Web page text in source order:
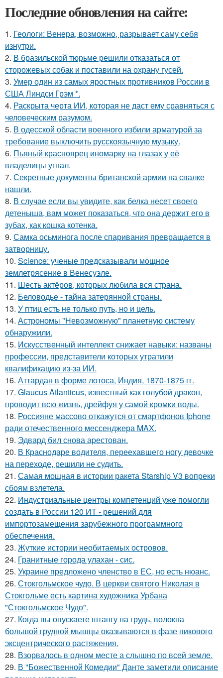
Последние обновления на сайте:
1. Геологи: Венера, возможно, разрывает саму себя
изнутри.
2. В бразильской тюрьме решили отказаться от
сторожевых собак и поставили на охрану гусей.
3. Умер один из самых яростных противников России в
США Линдси Грэм *.
4. Раскрыта черта ИИ, которая не даст ему сравняться с
человеческим разумом.
5. В одесской области военного избили арматурой за
требование выключить русскоязычную музыку.
6. Пьяный красноярец иномарку на глазах у её
владелицы угнал.
7. Секретные документы британской армии на свалке
нашли.
8. В случае если вы увидите, как белка несет своего
детеныша, вам может показаться, что она держит его в
зубах, как кошка котенка.
9. Самка осьминога после спаривания превращается в
затворницу.
10. Science: ученые предсказывали мощное
землетрясение в Венесуэле.
11. Шесть актёров, которых любила вся страна.
12. Беловодье - тайна затерянной страны.
13. У птиц есть не только путь, но и цель.
14. Астрономы "Невозможную" планетную систему
обнаружили.
15. Искусственный интеллект снижает навыки: названы
профессии, представители которых утратили
квалификацию из-за ИИ.
16. Аттардан в форме лотоса, Индия, 1870-1875 гг.
17. Glaucus Atlanticus, известный как голубой дракон,
проводит всю жизнь, дрейфуя у самой кромки воды.
18. Россияне массово откажутся от смартфонов Iphone
ради отечественного мессенджера MAX.
19. Эдвард бил снова аpестован.
20. В Краснодаре водителя, переехавшего ногу девочке
на переходе, решили не судить.
21. Самая мощная в истории ракета Starship V3 вопреки
сбоям взлетела.
22. Индустриальные центры компетенций уже помогли
создать в России 120 ИТ - решений для
импортозамещения зарубежного программного
обеспечения.
23. Жуткие истории необитаемых островов.
24. Гранитные города улахан - сис.
25. Украине предложено членство в ЕС, но есть нюанс.
26. Стокгольмское чудо. В церкви святого Николая в
Стокгольме есть картина художника Урбана
"Стокгольмское Чудо".
27. Когда вы опускаете штангу на грудь, волокна
большой грудной мышцы оказываются в фазе пикового
эксцентрического растяжения.
28. Взорвалось в одном месте а слышно по всей земле.
29. В "Божественной Комедии" Данте заметили описание